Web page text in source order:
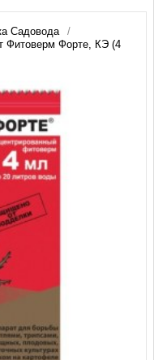
Садовода
Фитоверм Форте, КЭ (4
КЭ (4 мл)